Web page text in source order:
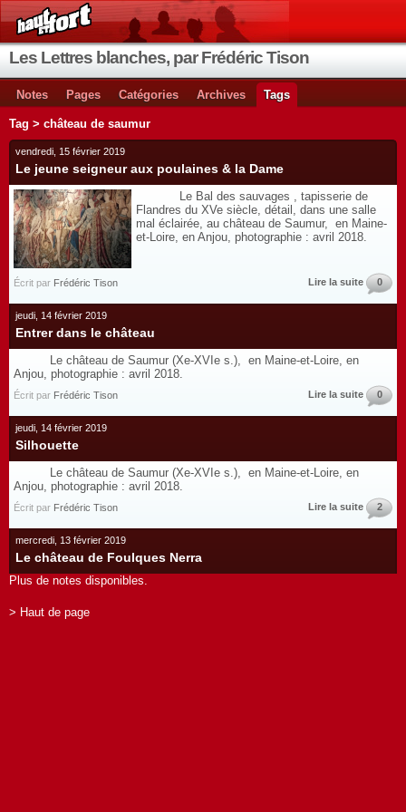
Les Lettres blanches, par Frédéric Tison
Notes Pages Catégories Archives Tags
Tag > château de saumur
vendredi, 15 février 2019
Le jeune seigneur aux poulaines & la Dame
Le Bal des sauvages , tapisserie de
Flandres du XVe siècle, détail, dans une salle
mal éclairée, au château de Saumur, en Maine-
et-Loire, en Anjou, photographie : avril 2018.
Écrit par Frédéric Tison Lire la suite 0
jeudi, 14 février 2019
Entrer dans le château
Le château de Saumur (Xe-XVIe s.), en Maine-et-Loire, en
Anjou, photographie : avril 2018.
Écrit par Frédéric Tison Lire la suite 0
jeudi, 14 février 2019
Silhouette
Le château de Saumur (Xe-XVIe s.), en Maine-et-Loire, en
Anjou, photographie : avril 2018.
Écrit par Frédéric Tison Lire la suite 2
mercredi, 13 février 2019
Le château de Foulques Nerra
Plus de notes disponibles.
> Haut de page